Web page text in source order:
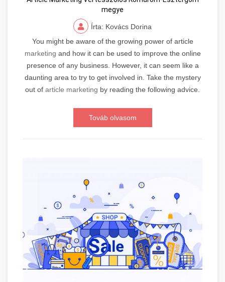
megye
Írta: Kovács Dorina
You might be aware of the growing power of article
marketing and how it can be used to improve the online
presence of any business. However, it can seem like a
daunting area to try to get involved in. Take the mystery
out of article marketing by reading the following advice.
Továb olvasom